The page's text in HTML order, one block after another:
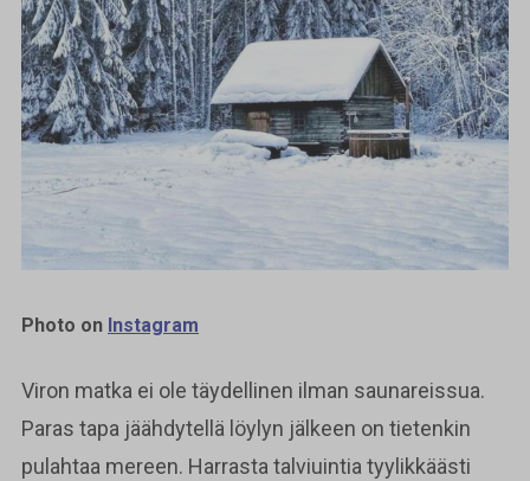
Photo on Instagram
Viron matka ei ole täydellinen ilman saunareissua.
Paras tapa jäähdytellä löylyn jälkeen on tietenkin
pulahtaa mereen. Harrasta talviuintia tyylikkäästi